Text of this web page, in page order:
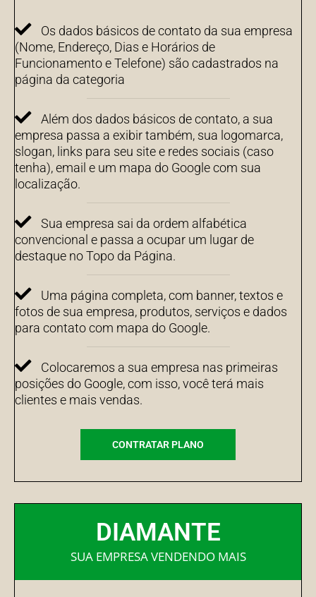
Os dados básicos de contato da sua empresa
(Nome, Endereço, Dias e Horários de
Funcionamento e Telefone) são cadastrados na
página da categoria
Além dos dados básicos de contato, a sua
empresa passa a exibir também, sua logomarca,
slogan, links para seu site e redes sociais (caso
tenha), email e um mapa do Google com sua
localização.
Sua empresa sai da ordem alfabética
convencional e passa a ocupar um lugar de
destaque no Topo da Página.
Uma página completa, com banner, textos e
fotos de sua empresa, produtos, serviços e dados
para contato com mapa do Google.
Colocaremos a sua empresa nas primeiras
posições do Google, com isso, você terá mais
clientes e mais vendas.
CONTRATAR PLANO
DIAMANTE
SUA EMPRESA VENDENDO MAIS